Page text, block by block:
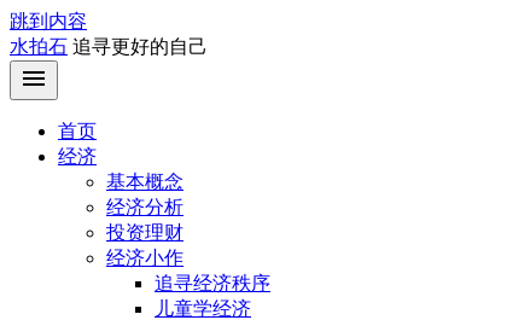
跳到内容
水拍石 追寻更好的自己
首页
经济
基本概念
经济分析
投资理财
经济小作
追寻经济秩序
儿童学经济